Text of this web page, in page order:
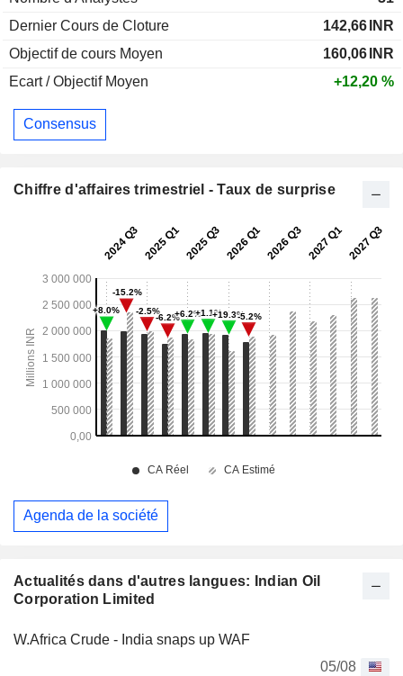
Actualités dans d'autres langues: Indian Oil
Corporation Limited
W.Africa Crude - India snaps up WAF
05/08
Dernier Cours de Cloture
142,66 INR
Objectif de cours Moyen
160,06 INR
Ecart / Objectif Moyen
+12,20 %
Consensus
Chiffre d'affaires trimestriel - Taux de surprise
Agenda de la société